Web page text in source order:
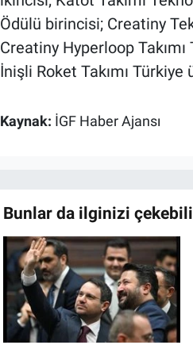
Ödülü birincisi; Creatiny
Creatiny Hyperloop
İnişli Roket Takımı
Kaynak: İGF Haber Ajansı
Bunlar da ilginizi